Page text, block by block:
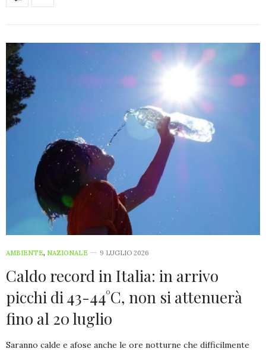
AMBIENTE, NAZIONALE 9 LUGLIO 2026
Caldo record in Italia: in arrivo
picchi di 43-44°C, non si attenuerà
fino al 20 luglio
Saranno calde e afose anche le ore notturne che difficilmente